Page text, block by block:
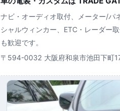
ナビ・オーディオ取付、メーター/パ
シャルウィンカー、ETC・レーダー
も歓迎です。
〒594-0032 大阪府和泉市池田下町